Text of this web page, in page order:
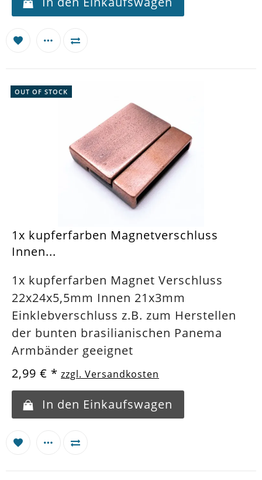
OUT OF STOCK
1x kupferfarben Magnetverschluss
Innen...
1x kupferfarben Magnet Verschluss
22x24x5,5mm Innen 21x3mm
Einklebverschluss z.B. zum Herstellen
der bunten brasilianischen Panema
Armbänder geeignet
2,99 € * zzgl. Versandkosten
In den Einkaufswagen